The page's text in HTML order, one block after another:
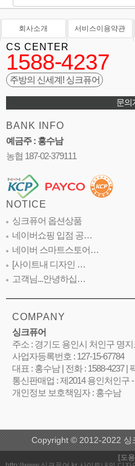
회사소개 서비스이용약관
CS CENTER
1588-4237
주방의 신세계! 싱크퓨어
문의
BANK INFO
예금주 : 홍수남
농협 187-02-379111
NOTICE
싱크퓨어 옵션상품
네이버쇼핑 입점 공…
네이버 스마트스토어…
[사이트내 디자인 …
고객님...안녕하십…
COMPANY
싱크퓨어
주소 : 경기도 용인시 처인구 명
사업자등록번호 : 127-15-67784
대표 : 홍수남 | 전화 : 1588-4237 |
통신판매업 : 제2014 용인처인구 -
개인정보 보호책임자 : 홍수남
Copyright © 2012-2022 싱
[도